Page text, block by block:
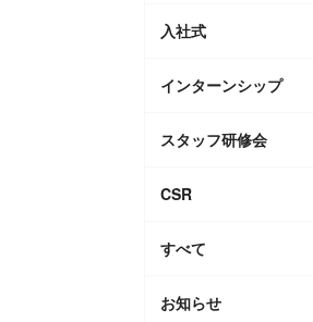
入社式
インターンシップ
スタッフ研修会
CSR
すべて
お知らせ